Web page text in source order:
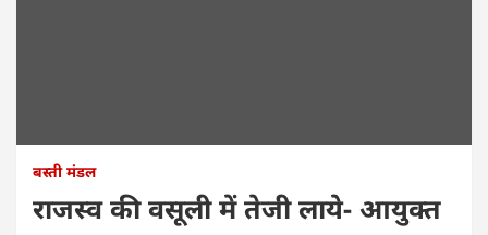
बस्ती मंडल
राजस्व की वसूली में तेजी लाये- आयुक्त